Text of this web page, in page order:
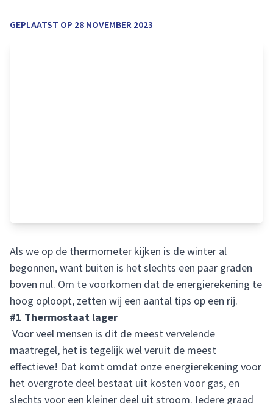
GEPLAATST OP 28 NOVEMBER 2023
Als we op de thermometer kijken is de winter al
begonnen, want buiten is het slechts een paar graden
boven nul. Om te voorkomen dat de energierekening te
hoog oploopt, zetten wij een aantal tips op een rij.
#1 Thermostaat lager
Voor veel mensen is dit de meest vervelende
maatregel, het is tegelijk wel veruit de meest
effectieve! Dat komt omdat onze energierekening voor
het overgrote deel bestaat uit kosten voor gas, en
slechts voor een kleiner deel uit stroom. Iedere graad